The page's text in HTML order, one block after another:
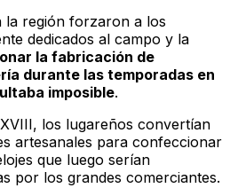
la región forzaron a los
dedicados al campo y la
la fabricación de
durante las temporadas en
imposible.
los lugareños convertían
artesanales para confeccionar
que luego serían
por los grandes comerciantes.